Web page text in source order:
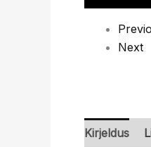
Next
Kirjeldus